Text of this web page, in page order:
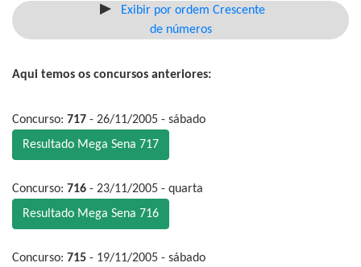
Exibir por ordem Crescente
de números
Aqui temos os concursos anteriores:
Concurso: 717 - 26/11/2005 - sábado
Resultado Mega Sena 717
Concurso: 716 - 23/11/2005 - quarta
Resultado Mega Sena 716
Concurso: 715 - 19/11/2005 - sábado